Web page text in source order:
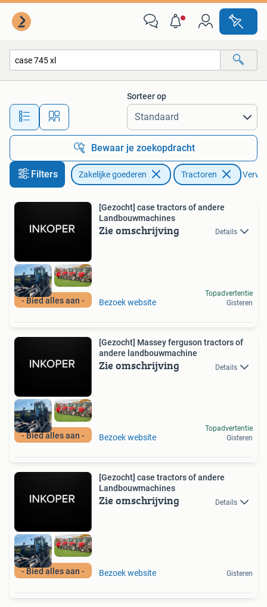
Alle afstanden…
Sorteer op
Bewaar je zoekopdracht
Filters Zakelijke goederen Tractoren
- Bied alles aan -
[Gezocht] case tractors of andere
Landbouwmachines
Zie omschrijving Details
Bezoek website
Topadvertentie
Gisteren
- Bied alles aan -
[Gezocht] Massey ferguson tractors of
andere landbouwmachine
Zie omschrijving Details
Bezoek website
Topadvertentie
Gisteren
- Bied alles aan -
[Gezocht] case tractors of andere
Landbouwmachines
Zie omschrijving Details
Bezoek website Gisteren